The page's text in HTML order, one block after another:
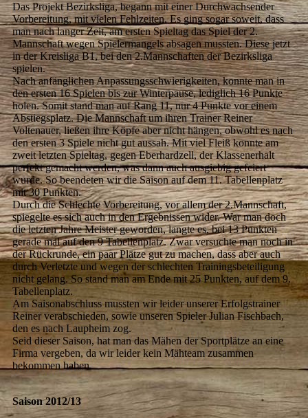
Das Projekt Bezirksliga, begann mit einer Durchwachsender
Vorbereitung, mit vielen Fehlzeiten. Es ging sogar soweit, dass
man nach langer Zeit, am ersten Spieltag das Spiel der 2.
Mannschaft wegen Spielermangels absagen mussten. Diese jetzt
in der Kreisliga B1, bei den 2.Mannschaften der Bezirksliga
spielen.
Nach anfänglichen Anpassungsschwierigkeiten, konnte man in
den ersten 16 Spielen bis zur Winterpause, lediglich 16 Punkte
holen. Somit stand man auf Rang 11, nur 4 Punkte vor einem
Abstiegsplatz. Die Mannschaft um ihren Trainer Reiner
Voltenauer, ließen ihre Köpfe aber nicht hängen, obwohl es nach
den ersten 3 Spiele nicht gut aussah. Mit viel Fleiß konnte am
zweit letzten Spieltag, gegen Eberhardzell, der Klassenerhalt
perfekt gemacht werden, was dann auch ausgiebig gefeiert
wurde. So beendeten wir die Saison auf dem 11. Tabellenplatz
mit 30 Punkten.
Durch die Schlechte Vorbereitung, vor allem der 2.Mannschaft,
spiegelte es sich auch in den Ergebnissen wider. War man doch
die letzten Jahre Meister geworden, langte es, bei 13 Punkten
gerade mal auf den 9 Tabellenplatz. Zwar versuchte man noch in
der Rückrunde, ein paar Plätze gut zu machen, dass aber auch
durch Verletzte und wegen der schlechten Trainingsbeteiligung
nicht gelang. So stand man am Ende mit 25 Punkten, auf dem 9.
Tabellenplatz.
Am Saisonabschluss mussten wir leider unserer Erfolgstrainer
Reiner verabschieden, sowie unseren Spieler Julian Fischbach,
den es nach Laupheim zog.
Seid dieser Saison, hat man das Mähen der Sportplätze an eine
Firma vergeben, da wir leider kein Mähteam zusammen
bekommen haben.
Saison 2012/13